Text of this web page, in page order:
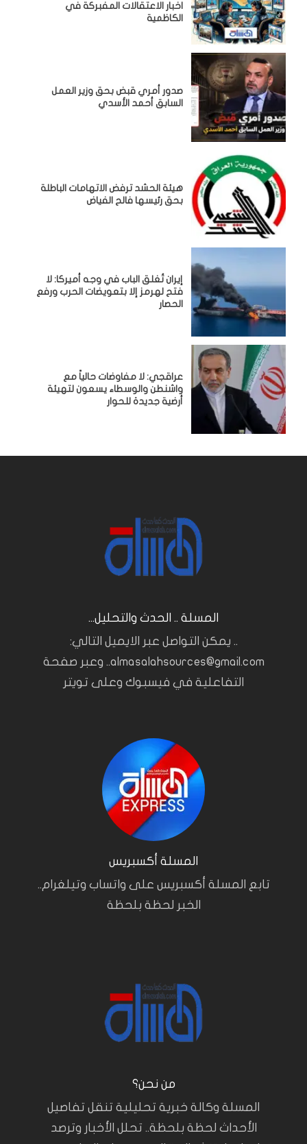
اخبار الاعتقالات المفبركة في
الكاظمية
صدور أمري قبض بحق وزير العمل
السابق أحمد الأسدي
هيئة الحشد ترفض الاتهامات الباطلة
بحق رئيسها فالح الفياض
إيران تُغلق الباب في وجه أميركا: لا
فتح لهرمز إلا بتعويضات الحرب ورفع
الحصار
عراقجي: لا مفاوضات حالياً مع
واشنطن والوسطاء يسعون لتهيئة
أرضية جديدة للحوار
المسلة .. الحدث والتحليل...
.. يمكن التواصل عبر الايميل التالي:
almasalahsources@gmail.com.. وعبر صفحة
التفاعلية في فيسبوك وعلى تويتر
المسلة أكسبريس
تابع المسلة أكسبريس على واتساب وتيلغرام..
الخبر لحظة بلحظة
من نحن؟
المسلة وكالة خبرية تحليلية تنقل تفاصيل
الأحداث لحظة بلحظة.. تحلل الأخبار وترصد